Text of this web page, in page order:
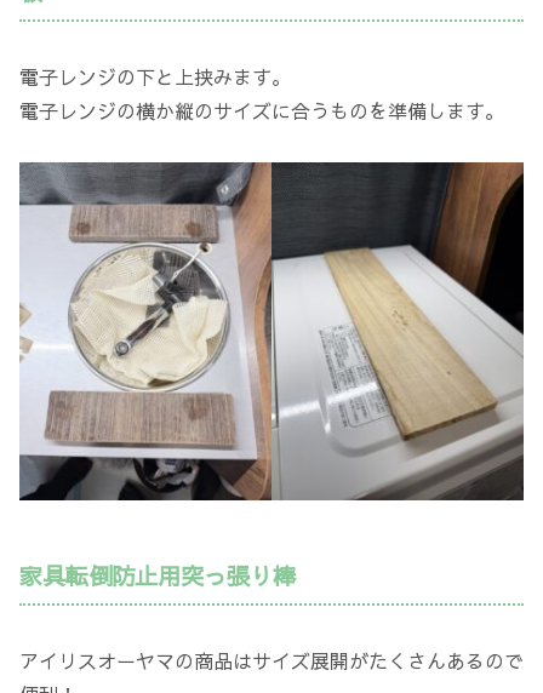
電子レンジの下と上挟みます。
電子レンジの横か縦のサイズに合うものを準備します。
家具転倒防止用突っ張り棒
アイリスオーヤマの商品はサイズ展開がたくさんあるので